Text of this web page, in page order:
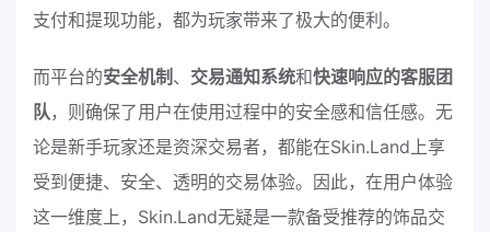
支付和提现功能，都为玩家带来了极大的便利。
而平台的安全机制 、 交易通知系统和快速响应的客服团
队，则确保了用户在使用过程中的安全感和信任感。无
论是新手玩家还是资深交易者，都能在Skin.Land上享
受到便捷、安全、透明的交易体验。因此，在用户体验
这一维度上，Skin.Land无疑是一款备受推荐的饰品交